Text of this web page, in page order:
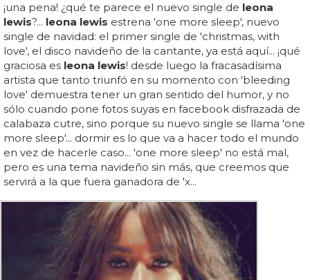
¡una pena! ¿qué te parece el nuevo single de leona
lewis?... leona lewis estrena 'one more sleep', nuevo
single de navidad: el primer single de 'christmas, with
love', el disco navideño de la cantante, ya está aquí... ¡qué
graciosa es leona lewis! desde luego la fracasadísima
artista que tanto triunfó en su momento con 'bleeding
love' demuestra tener un gran sentido del humor, y no
sólo cuando pone fotos suyas en facebook disfrazada de
calabaza cutre, sino porque su nuevo single se llama 'one
more sleep'... dormir es lo que va a hacer todo el mundo
en vez de hacerle caso... 'one more sleep' no está mal,
pero es una tema navideño sin más, que creemos que
servirá a la que fuera ganadora de 'x...